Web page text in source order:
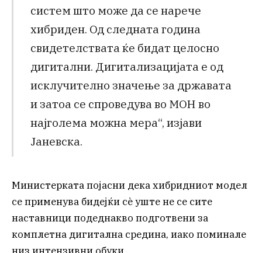
систем што може да се нарече
хибриден. Од следната година
свидетелствата ќе бидат целосно
дигитални. Дигитализацијата е од
исклучително значење за државата
и затоа се спроведува во МОН во
најголема можна мера“, изјави
Јаневска.
Министерката појасни дека хибридниот модел
се применува бидејќи сè уште не се сите
наставници подеднакво подготвени за
комплетна дигитална средина, иако поминале